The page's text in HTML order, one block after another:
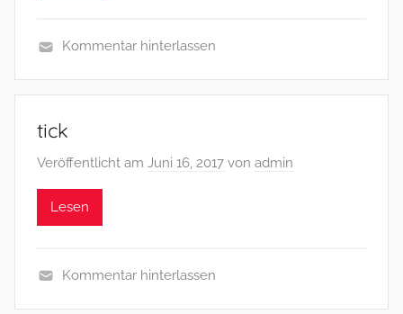
Kommentar hinterlassen
tick
Veröffentlicht am Juni 16, 2017 von admin
Lesen
Kommentar hinterlassen